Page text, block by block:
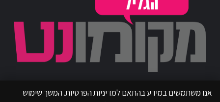
אנו משתמשים במידע בהתאם למדיניות הפרטיות. המשך שימוש